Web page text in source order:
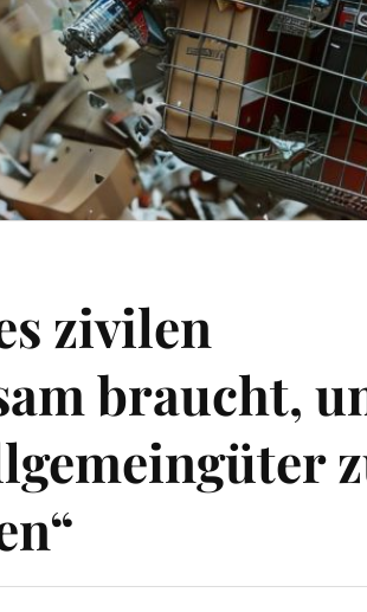
zivilen
braucht,